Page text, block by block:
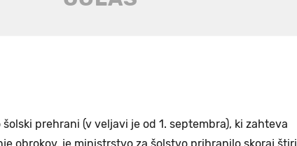
šolski prehrani (v veljavi je od 1. septembra), ki zahteva